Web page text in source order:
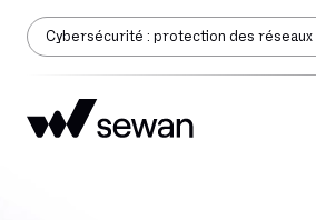
Cybersécurité : protection des réseaux